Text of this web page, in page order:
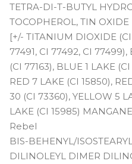
TETRA-DI-T-BUTYL
TOCOPHEROL, TIN OXIDE
[+/- TITANIUM DIOXIDE
77491, CI 77492, CI
(CI 77163), BLUE 1 LAKE
RED 7 LAKE (CI 15850),
30 (CI 73360), YELLOW 5
LAKE (CI 15985)
Rebel
BIS-BEHENYL/
DILINOLEYL DIMER